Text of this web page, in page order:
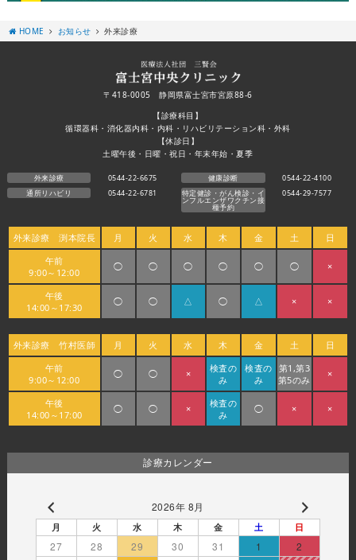
HOME お知らせ 外来診療
〒418-0005 静岡県富士宮市宮原88-6
【診療科目】
循環器科・消化器内科・内科・リハビリテーション科・外科
【休診日】
土曜午後・日曜・祝日・年末年始・夏季
外来診療 0544-22-6675 健康診断
0544-22-4100
通所リハビリ
0544-22-6781 特定健診・がん検診・イ
ンフルエンザワクチン接
種予約
0544-29-7577
外来診療 渕本院長 月 火 水 木 金 土
日
午前
9:00～12:00
◯ ◯ ◯ ◯ ◯ ◯ ×
午後
14:00～17:30
◯ ◯ △ ◯ △ × ×
外来診療 竹村医師 月 火 水 木 金 土
日
午前
9:00～12:00
◯ ◯ ×
検査の
み
検査の
み
第1,第3
第5のみ
×
午後
14:00～17:00
◯ ◯ ×
検査の
み
◯ × ×
診療カレンダー
2026年 8月
月 火 水 木 金 土 日
27 28 29 30 31 1 2